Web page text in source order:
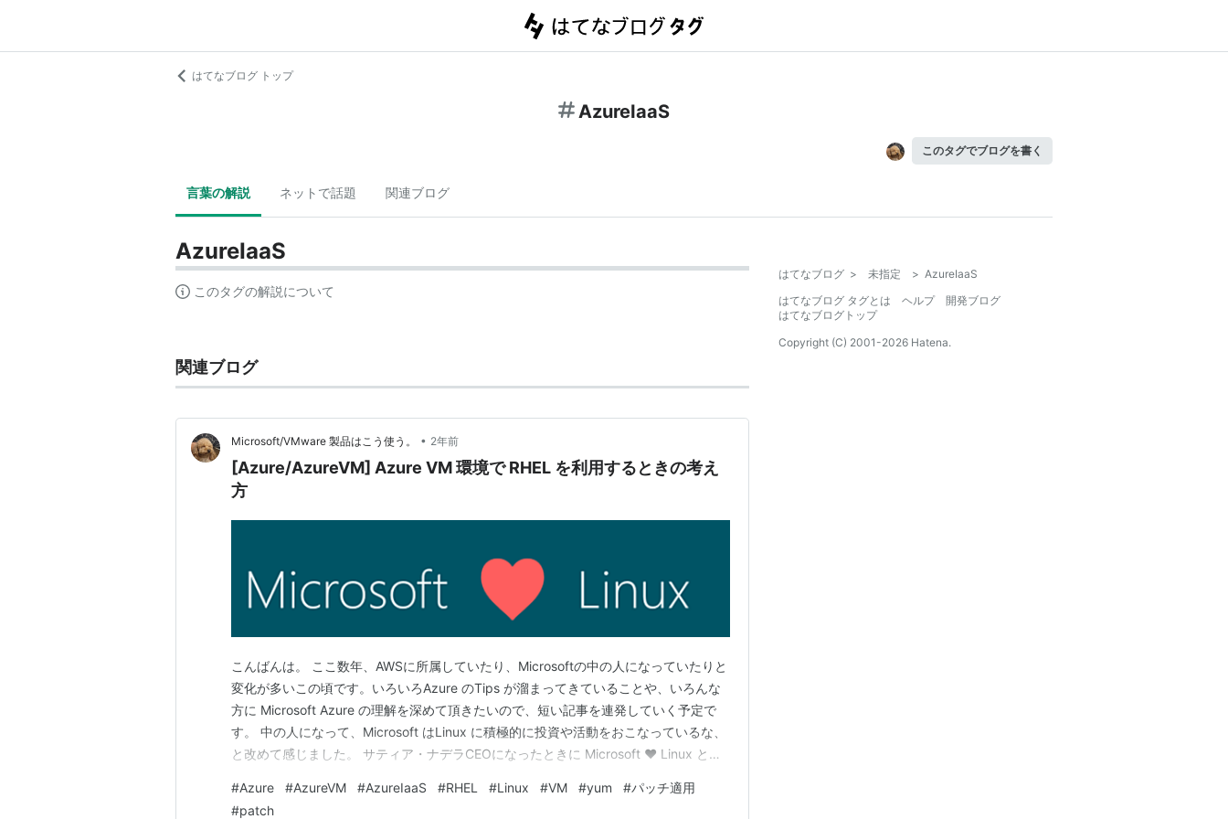
はてなブログ トップ
AzureIaaS
このタグでブログを書く
言葉の解説 ネットで話題 関連ブログ
AzureIaaS
このタグの解説について
関連ブログ
Microsoft/VMware 製品はこう使う。 • 2年前
[Azure/AzureVM] Azure VM 環境で RHEL を利用するときの考え
方
こんばんは。 ここ数年、AWSに所属していたり、Microsoftの中の人になっていたりと
変化が多いこの頃です。いろいろAzure のTips が溜まってきていることや、いろんな
方に Microsoft Azure の理解を深めて頂きたいので、短い記事を連発していく予定で
す。 中の人になって、Microsoft はLinux に積極的に投資や活動をおこなっているな、
と改めて感じました。 サティア・ナデラCEOになったときに Microsoft ♥ Linux と発
Microsoft Loves Linux - …
#Azure #AzureVM #AzureIaaS #RHEL #Linux #VM #yum #パッチ適用
#patch
はてなブログ > 未指定 > AzureIaaS
はてなブログ タグとは
ヘルプ
開発ブログ
はてなブログトップ
Copyright (C) 2001-2026 Hatena.